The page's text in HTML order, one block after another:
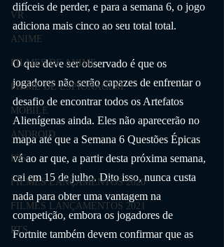
VR
ANIME
FILMES DE ANIME
FILME DE ESPIONAGEM
MOBILE
ANDROID
IOS
FILMES LANÇAMENTOS 2020
FILMES LANÇAMENTOS 2021
RTS
difíceis de perder, e para a semana 6, o jogo
adiciona mais cinco ao seu total total.
O que deve ser observado é que os
jogadores não serão capazes de enfrentar o
desafio de encontrar todos os Artefatos
Alienígenas ainda. Eles não aparecerão no
mapa até que a Semana 6 Questões Épicas
vá ao ar que, a partir desta próxima semana,
cai em 15 de julho. Dito isso, nunca custa
nada para obter uma vantagem na
competição, embora os jogadores de
Fortnite também devem confirmar que as